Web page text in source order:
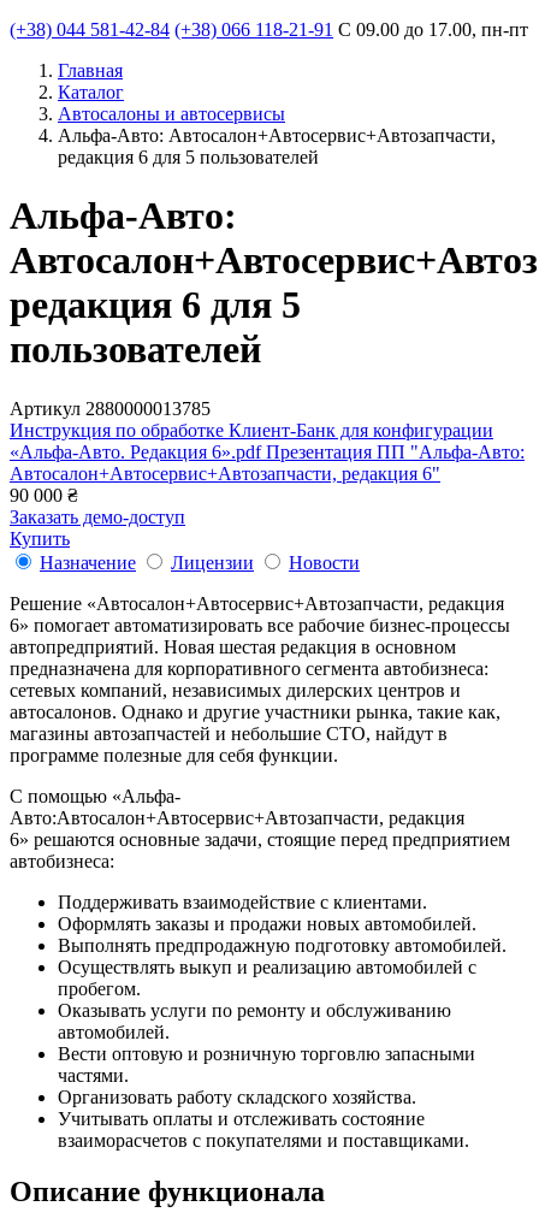
(+38) 044 581-42-84 (+38) 066 118-21-91 С 09.00 до 17.00, пн-пт
Главная
Каталог
Автосалоны и автосервисы
Альфа-Авто: Автосалон+Автосервис+Автозапчасти,
редакция 6 для 5 пользователей
Альфа-Авто:
редакция 6 для 5
пользователей
Артикул 2880000013785
Инструкция по обработке Клиент-Банк для конфигурации
«Альфа-Авто. Редакция 6».pdfПрезентация ПП "Альфа-Авто:
Автосалон+Автосервис+Автозапчасти, редакция 6"
90 000 ₴
Заказать демо-доступ
Купить
Назначение
Лицензии
Новости
Решение «Автосалон+Автосервис+Автозапчасти, редакция
6» помогает автоматизировать все рабочие бизнес-процессы
автопредприятий. Новая шестая редакция в основном
предназначена для корпоративного сегмента автобизнеса:
сетевых компаний, независимых дилерских центров и
автосалонов. Однако и другие участники рынка, такие как,
магазины автозапчастей и небольшие СТО, найдут в
программе полезные для себя функции.
С помощью «Альфа-
Авто:Автосалон+Автосервис+Автозапчасти, редакция
6» решаются основные задачи, стоящие перед предприятием
автобизнеса:
Поддерживать взаимодействие с клиентами.
Оформлять заказы и продажи новых автомобилей.
Выполнять предпродажную подготовку автомобилей.
Осуществлять выкуп и реализацию автомобилей с
пробегом.
Оказывать услуги по ремонту и обслуживанию
автомобилей.
Вести оптовую и розничную торговлю запасными
частями.
Организовать работу складского хозяйства.
Учитывать оплаты и отслеживать состояние
взаиморасчетов с покупателями и поставщиками.
Описание функционала